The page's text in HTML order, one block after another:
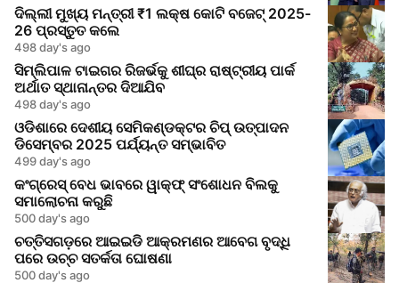
ଦିଲ୍ଲୀ ମୁଖ୍ୟ ମନ୍ତ୍ରୀ ₹1 ଲକ୍ଷ କୋଟି ବଜେଟ୍ 2025-
26 ପ୍ରସ୍ତୁତ କଲେ
498 day's ago
ସିମ୍ଲିପାଳ ଟାଇଗର ରିଜର୍ଭକୁ ଶୀଘ୍ର ରାଷ୍ଟ୍ରୀୟ ପାର୍କ
ଅର୍ଥାତ ସ୍ଥାନାନ୍ତର ଦିଆଯିବ
498 day's ago
ଓଡିଶାରେ ଦେଶୀୟ ସେମିକଣ୍ଡକ୍ଟର ଚିପ୍ ଉତ୍ପାଦନ
ଡିସେମ୍ବର 2025 ପର୍ଯ୍ୟନ୍ତ ସମ୍ଭାବିତ
499 day's ago
କଂଗ୍ରେସ୍ ବେଧ ଭାବରେ ୱାକ୍ଫ୍ ସଂଶୋଧନ ବିଲକୁ
ସମାଲୋଚନା କରୁଛି
500 day's ago
ଚତ୍ତିସଗଡ଼ରେ ଆଇଇଡି ଆକ୍ରମଣର ଆବେଗ ବୃଦ୍ଧି
ପରେ ଉଚ୍ଚ ସତର୍କତା ଘୋଷଣା
500 day's ago